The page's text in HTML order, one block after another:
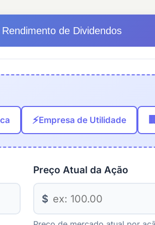
de Dividendos
⚡Empresa de Utilidade
Preço Atual da Ação
$